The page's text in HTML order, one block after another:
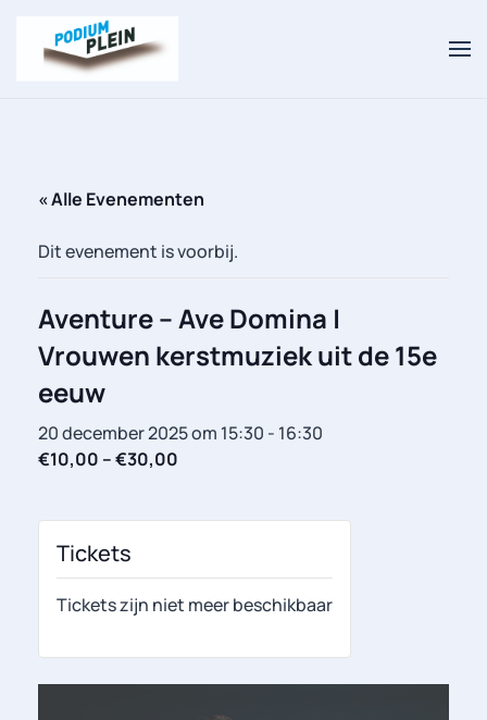
Overslaan en naar de inhoud gaan
« Alle Evenementen
Dit evenement is voorbij.
Aventure – Ave Domina |
Vrouwen kerstmuziek uit de 15e
eeuw
20 december 2025 om 15:30 - 16:30
€10,00 – €30,00
Tickets
Tickets zijn niet meer beschikbaar